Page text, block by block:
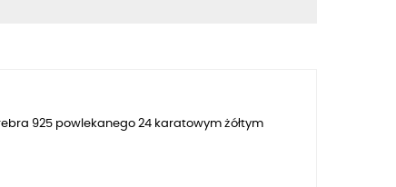
925 powlekanego 24 karatowym żółtym